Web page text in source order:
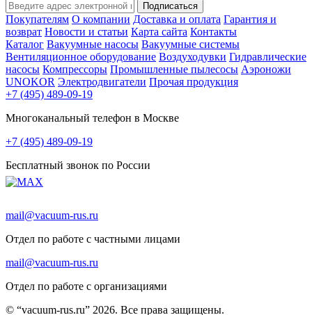
Подписаться
Покупателям О компании Доставка и оплата Гарантия и
возврат Новости и статьи Карта сайта Контакты
Каталог Вакуумные насосы Вакуумные системы
Вентиляционное оборудование Воздуходувки Гидравлические
насосы Компрессоры Промышленные пылесосы Аэроножи
UNOKOR Электродвигатели Прочая продукция
+7 (495) 489-09-19
Многоканальный телефон в Москве
+7 (495) 489-09-19
Бесплатный звонок по России
mail@vacuum-rus.ru
Отдел по работе с частными лицами
mail@vacuum-rus.ru
Отдел по работе с организациями
© “vacuum-rus.ru” 2026. Все права защищены.